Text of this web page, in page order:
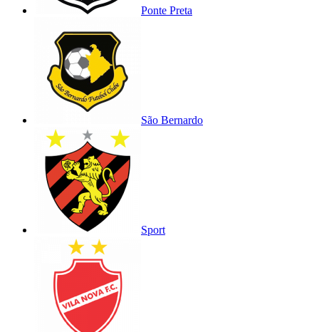
Ponte Preta
São Bernardo
Sport